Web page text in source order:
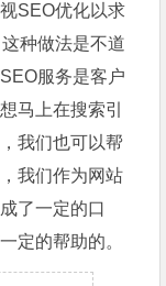
SEO优化以求
种做法是不道
服务是客户
马上在搜索引
我们也可以帮
我们作为网站
了一定的口
定的帮助的。